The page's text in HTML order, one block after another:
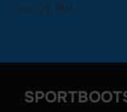
See, 09. Mai